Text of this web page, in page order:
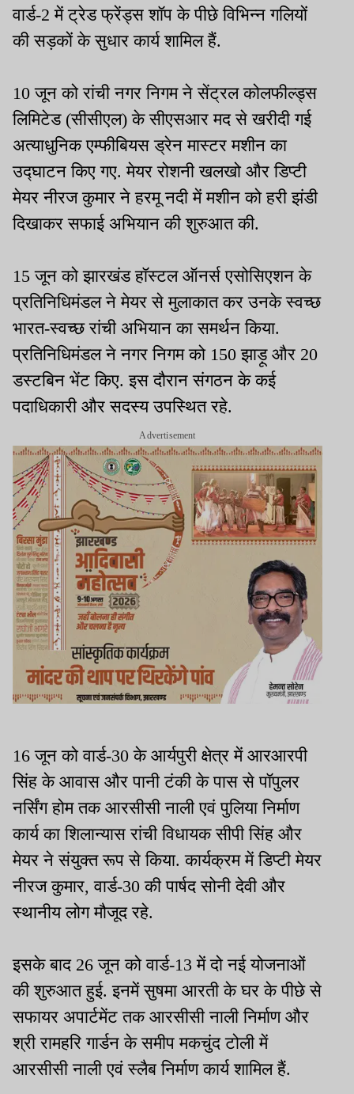
वार्ड-2 में ट्रेड फ्रेंड्स शॉप के पीछे विभिन्न गलियों
की सड़कों के सुधार कार्य शामिल हैं.
10 जून को रांची नगर निगम ने सेंट्रल कोलफील्ड्स
लिमिटेड (सीसीएल) के सीएसआर मद से खरीदी गई
अत्याधुनिक एम्फीबियस ड्रेन मास्टर मशीन का
उद्घाटन किए गए. मेयर रोशनी खलखो और डिप्टी
मेयर नीरज कुमार ने हरमू नदी में मशीन को हरी झंडी
दिखाकर सफाई अभियान की शुरुआत की.
15 जून को झारखंड हॉस्टल ऑनर्स एसोसिएशन के
प्रतिनिधिमंडल ने मेयर से मुलाकात कर उनके स्वच्छ
भारत-स्वच्छ रांची अभियान का समर्थन किया.
प्रतिनिधिमंडल ने नगर निगम को 150 झाड़ू और 20
डस्टबिन भेंट किए. इस दौरान संगठन के कई
पदाधिकारी और सदस्य उपस्थित रहे.
Advertisement
16 जून को वार्ड-30 के आर्यपुरी क्षेत्र में आरआरपी
सिंह के आवास और पानी टंकी के पास से पॉपुलर
नर्सिंग होम तक आरसीसी नाली एवं पुलिया निर्माण
कार्य का शिलान्यास रांची विधायक सीपी सिंह और
मेयर ने संयुक्त रूप से किया. कार्यक्रम में डिप्टी मेयर
नीरज कुमार, वार्ड-30 की पार्षद सोनी देवी और
स्थानीय लोग मौजूद रहे.
इसके बाद 26 जून को वार्ड-13 में दो नई योजनाओं
की शुरुआत हुई. इनमें सुषमा आरती के घर के पीछे से
सफायर अपार्टमेंट तक आरसीसी नाली निर्माण और
श्री रामहरि गार्डन के समीप मकचुंद टोली में
आरसीसी नाली एवं स्लैब निर्माण कार्य शामिल हैं.